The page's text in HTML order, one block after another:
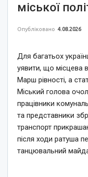
міської
Опубліковано 4.08.2026
Для багатьох
уявити, що місцева
Марш рівності, а
Міський голова
працівники
та представники
транспорт
після ходи ратуша
танцювальний